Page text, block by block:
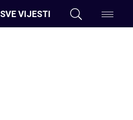
SVE VIJESTI